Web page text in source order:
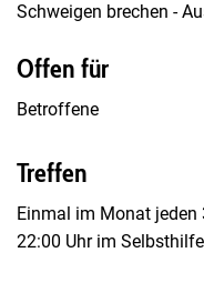
Schweigen brechen -
Offen für
Betroffene
Treffen
Einmal im Monat
22:00 Uhr im